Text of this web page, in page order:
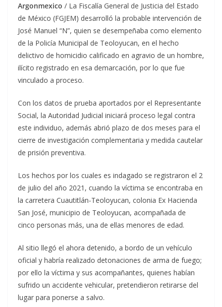
Argonmexico / La Fiscalía General de Justicia del Estado
de México (FGJEM) desarrolló la probable intervención de
José Manuel “N”, quien se desempeñaba como elemento
de la Policía Municipal de Teoloyucan, en el hecho
delictivo de homicidio calificado en agravio de un hombre,
ilícito registrado en esa demarcación, por lo que fue
vinculado a proceso.
Con los datos de prueba aportados por el Representante
Social, la Autoridad Judicial iniciará proceso legal contra
este individuo, además abrió plazo de dos meses para el
cierre de investigación complementaria y medida cautelar
de prisión preventiva.
Los hechos por los cuales es indagado se registraron el 2
de julio del año 2021, cuando la víctima se encontraba en
la carretera Cuautitlán-Teoloyucan, colonia Ex Hacienda
San José, municipio de Teoloyucan, acompañada de
cinco personas más, una de ellas menores de edad.
Al sitio llegó el ahora detenido, a bordo de un vehículo
oficial y habría realizado detonaciones de arma de fuego;
por ello la víctima y sus acompañantes, quienes habían
sufrido un accidente vehicular, pretendieron retirarse del
lugar para ponerse a salvo.